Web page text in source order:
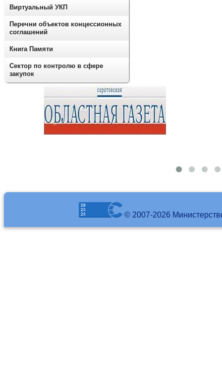
Виртуальный УКП
Перечни объектов концессионных
соглашений
Книга Памяти
Сектор по контролю в сфере
закупок
© 2007-2026